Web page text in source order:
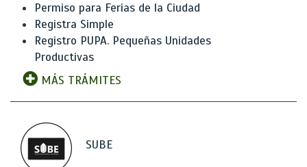
Permiso para Ferias de la Ciudad
Registra Simple
Registro PUPA. Pequeñas Unidades
Productivas
MÁS TRÁMITES
SUBE